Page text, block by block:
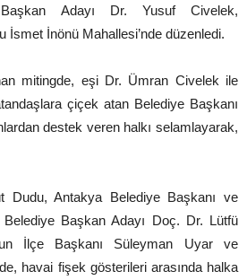
Adayı Dr. Yusuf Civelek,
İsmet İnönü Mahallesi’nde düzenledi.
mitingde, eşi Dr. Ümran Civelek ile
çiçek atan Belediye Başkanı
destek veren halkı selamlayarak,
Dudu, Antakya Belediye Başkanı ve
Başkan Adayı Doç. Dr. Lütfü
İlçe Başkanı Süleyman Uyar ve
havai fişek gösterileri arasında halka